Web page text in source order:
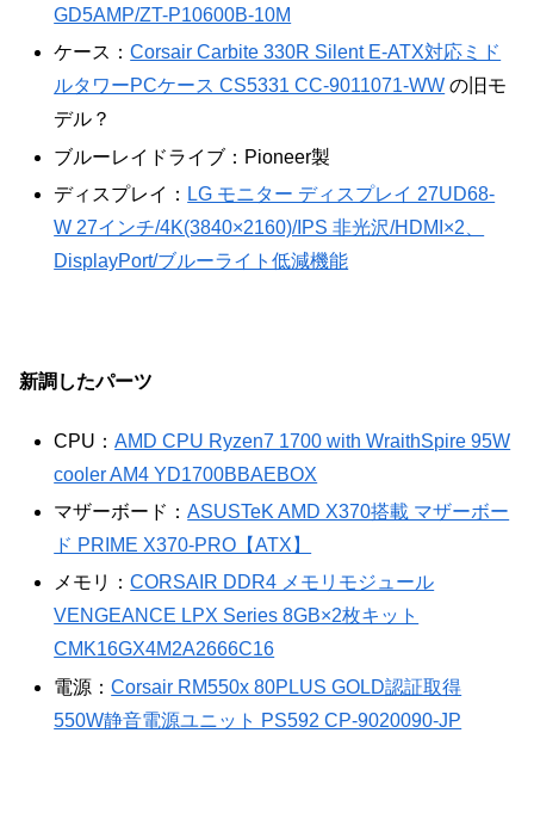
GD5AMP/ZT-P10600B-10M
ケース：Corsair Carbite 330R Silent E-ATX対応ミド
ルタワーPCケース CS5331 CC-9011071-WW の旧モ
デル？
ブルーレイドライブ：Pioneer製
ディスプレイ： LG モニター ディスプレイ 27UD68-
W 27インチ/4K(3840×2160)/IPS 非光沢/HDMI×2、
DisplayPort/ブルーライト低減機能
新調したパーツ
CPU：AMD CPU Ryzen7 1700 with WraithSpire 95W
cooler AM4 YD1700BBAEBOX
マザーボード：ASUSTeK AMD X370搭載 マザーボー
ド PRIME X370-PRO【ATX】
メモリ：CORSAIR DDR4 メモリモジュール
VENGEANCE LPX Series 8GB×2枚キット
CMK16GX4M2A2666C16
電源：Corsair RM550x 80PLUS GOLD認証取得
550W静音電源ユニット PS592 CP-9020090-JP